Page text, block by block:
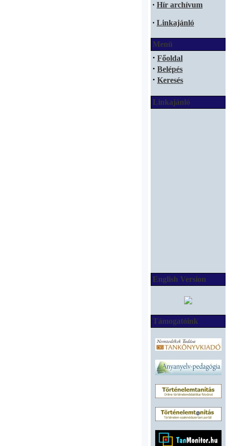
· Hír archívum
· Linkajánló
Menü
· Főoldal
· Belépés
· Keresés
Linkajánló
English Version
Támogatóink